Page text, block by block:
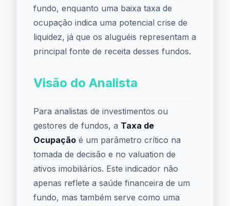
fundo, enquanto uma baixa taxa de
ocupação indica uma potencial crise de
liquidez, já que os aluguéis representam a
principal fonte de receita desses fundos.
Visão do Analista
Para analistas de investimentos ou
gestores de fundos, a Taxa de
Ocupação é um parâmetro crítico na
tomada de decisão e no valuation de
ativos imobiliários. Este indicador não
apenas reflete a saúde financeira de um
fundo, mas também serve como uma